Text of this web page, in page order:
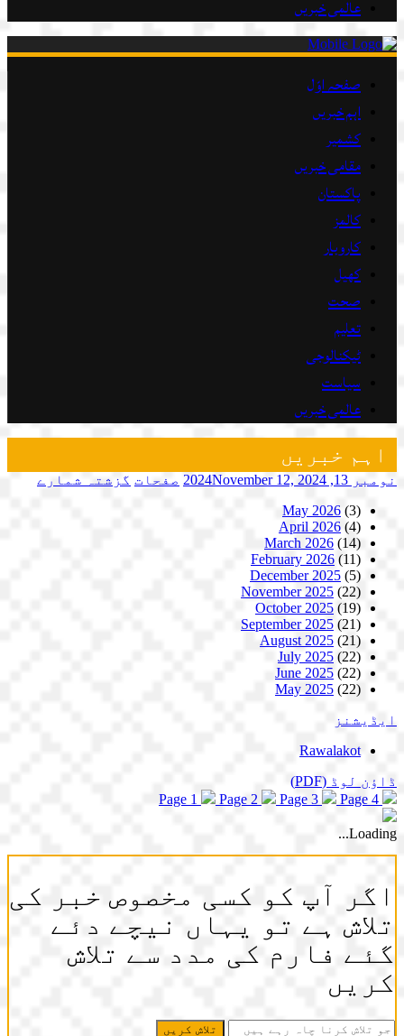
عالمی خبریں
صفحہ اوّل
اہم خبریں
کشمیر
مقامی خبریں
پاکستان
کالمز
کاروبار
کھیل
صحت
تعلیم
ٹیکنالوجی
سیاست
عالمی خبریں
اہم خبریں
نومبر 13, 2024 November 12, 2024 صفحات گزشتہ شمارے
May 2026 (3)
April 2026 (4)
March 2026 (14)
February 2026 (11)
December 2025 (5)
November 2025 (22)
October 2025 (19)
September 2025 (21)
August 2025 (21)
July 2025 (22)
June 2025 (22)
May 2025 (22)
ایڈیشنز
Rawalakot
ڈاؤن لوڈ (PDF)
Page 1
Page 2 Page 3 Page 4
Loading...
اگر آپ کو کسی مخصوص خبر کی
تلاش ہے تو یہاں نیچے دئے
گئے فارم کی مدد سے تلاش
کریں